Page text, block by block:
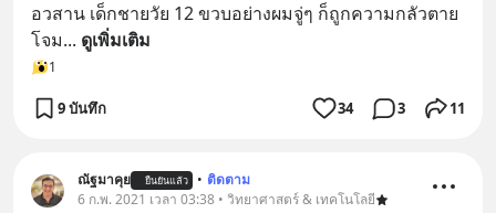
อวสาน เด็กชายวัย 12 ขวบอย่างผมจู่ๆ ก็ถูกความกลัวตาย
โจม... ดูเพิ่มเติม
1
9 บันทึก 34 3 11
ณัฐมาคุย ยืนยันแล้ว • ติดตาม
6 ก.พ. 2021 เวลา 03:38 • วิทยาศาสตร์ & เทคโนโลยี